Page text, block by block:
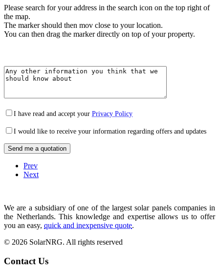
Please search for your address in the search icon on the top right of
the map.
The marker should then mov close to your location.
You can then drag the marker directly on top of your property.
I have read and accept your Privacy Policy
I would like to receive your information regarding offers and updates
Prev
Next
We are a subsidiary of one of the largest solar panels companies in
the Netherlands. This knowledge and expertise allows us to offer
you an easy, quick and inexpensive quote.
© 2026 SolarNRG. All rights reserved
Contact Us